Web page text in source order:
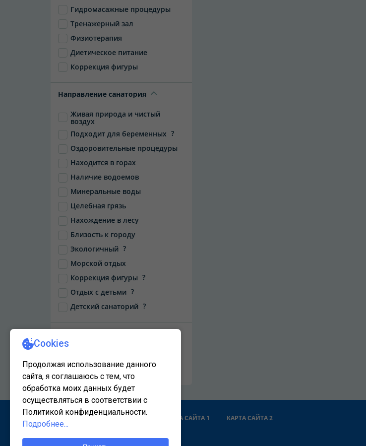
Гидромасажные процедуры
Тренажерный зал
Физиотерапия
Диетическое питание
Коррекция фигуры
Направление санатория
Живая природа и чистый
воздух
Подходит для беременных ?
Оздоровительные процедуры
Находится в горах
Наличие водоемов
Минеральные воды
Целебная грязь
Нахождение в лесу
Близость к городу
Экологичный ?
Морской отдых
Коррекция фигуры ?
Отдых с детьми ?
Детский санаторий ?
Сбросить фильтры
КАРТА САЙТА 1 КАРТА САЙТА 2